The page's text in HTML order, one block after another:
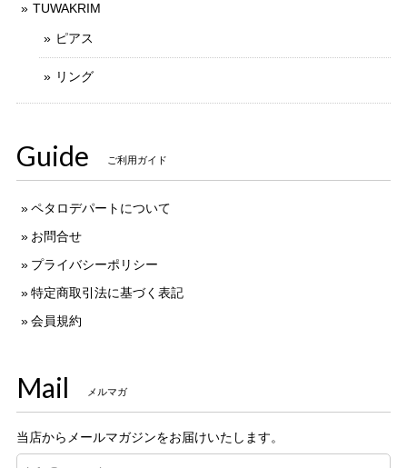
TUWAKRIM
ピアス
リング
Guide ご利用ガイド
ペタロデパートについて
お問合せ
プライバシーポリシー
特定商取引法に基づく表記
会員規約
Mail メルマガ
当店からメールマガジンをお届けいたします。